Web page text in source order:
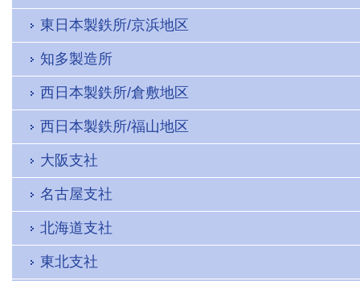
東日本製鉄所/京浜地区
知多製造所
西日本製鉄所/倉敷地区
西日本製鉄所/福山地区
大阪支社
名古屋支社
北海道支社
東北支社